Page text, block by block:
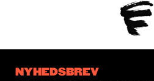
NYHEDSBREV